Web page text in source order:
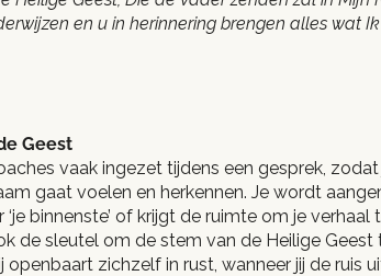
en u in herinnering brengen alles wat
Geest
vaak ingezet tijdens een gesprek, zodat
gaat voelen en herkennen. Je wordt
binnenste’ of krijgt de ruimte om je verhaal
de sleutel om de stem van de Heilige Geest
openbaart zichzelf in rust, wanneer jij de ruis